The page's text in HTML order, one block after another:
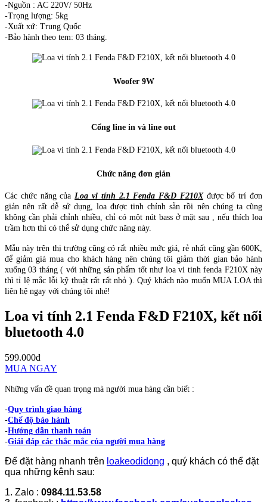
-Nguồn : AC 220V/ 50Hz
-Trọng lượng: 5kg
-Xuất xứ: Trung Quốc
-Bảo hành theo tem: 03 tháng.
Woofer 9W
Cổng line in và line out
Chức năng đơn giản
Các chức năng củaLoa vi tính 2.1 Fenda F&D F210Xđược bố trí đơn
giản nên rất dễ sử dụng, loa được tinh chỉnh sẵn rồi nên chúng ta cũng
không cần phải chỉnh nhiều, chỉ có một nút bass ở mặt sau , nếu thích loa
trầm hơn thì có thể sử dụng chức năng này.
Mẫu này trên thị trường cũng có rất nhiều mức giá, rẻ nhất cũng gần 600K,
để giảm giá mua cho khách hàng nên chúng tôi giảm thời gian bảo hành
xuống 03 tháng ( với những sản phẩm tốt như loa vi tinh fenda F210X này
thì tỉ lệ mắc lỗi kỹ thuật rất rất nhỏ ). Quý khách nào muốn MUA LOA thì
liên hệ ngay với chúng tôi nhé!
Loa vi tính 2.1 Fenda F&D F210X, kết nối
bluetooth 4.0
599.000đ
MUA NGAY
Những vấn đề quan trọng mà người mua hàng cần biết :
-Quy trình giao hàng
-Chế độ bảo hành
-Hướng dẫn thanh toán
-Giải đáp các thắc mắc của người mua hàng
Để đặt hàng nhanh trên loakeodidong , quý khách có thể đặt
qua những kênh sau:
1. Zalo : 0984.11.53.58